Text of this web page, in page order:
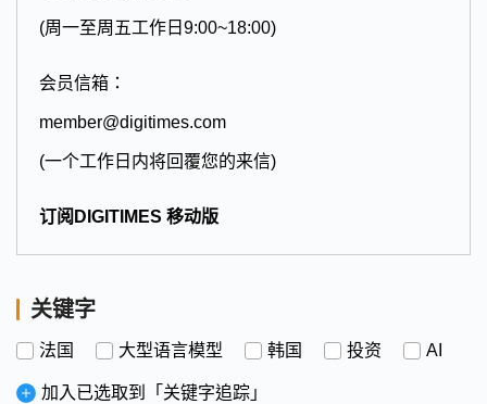
(周一至周五工作日9:00~18:00)
会员信箱：
member@digitimes.com
(一个工作日内将回覆您的来信)
订阅DIGITIMES 移动版
关键字
法国 大型语言模型 韩国 投资 AI
加入已选取到「关键字追踪」